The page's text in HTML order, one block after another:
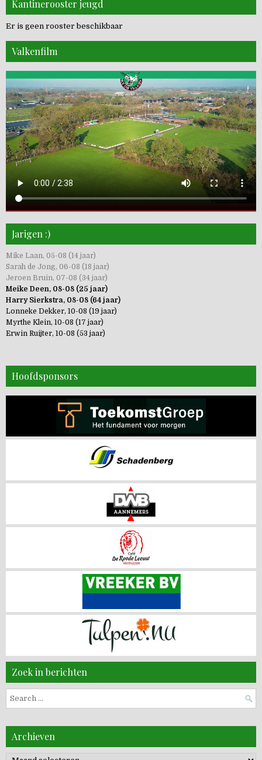
Kantinerooster jeugd
Er is geen rooster beschikbaar
Valkenfilm
Jarigen :)
Mike Laan, 05-08 (14 jaar)
Sarah de Jong, 06-08 (18 jaar)
Jeroen Bruin, 07-08 (34 jaar)
Meike Deen, 08-08 (25 jaar)
Harry Sierkstra, 08-08 (64 jaar)
Lonneke Dekker, 10-08 (19 jaar)
Myrthe Klein, 10-08 (17 jaar)
Erwin Ruijter, 10-08 (53 jaar)
Hoofdsponsors
Zoek in berichten
Search
for:
Archieven
Archieven